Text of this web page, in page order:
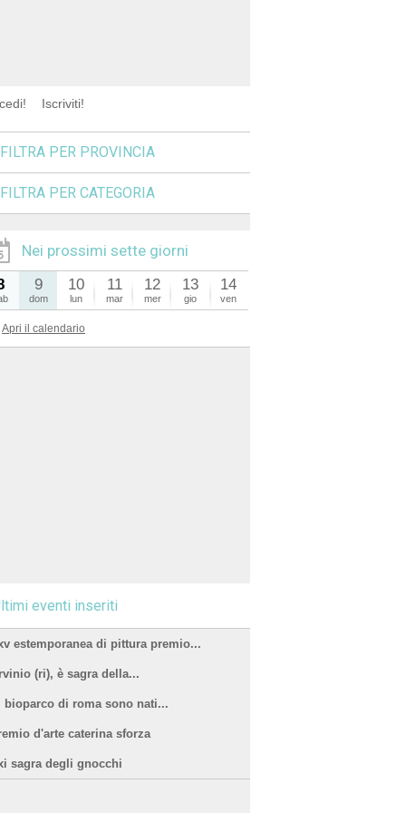
Iscriviti!
FILTRA PER PROVINCIA
FILTRA PER CATEGORIA
Nei prossimi sette giorni
9
dom
10
lun
11
mar
12
mer
13
gio
14
ven
Apri il calendario
eventi inseriti
estemporanea di pittura premio...
(ri), è sagra della...
bioparco di roma sono nati...
d'arte caterina sforza
sagra degli gnocchi